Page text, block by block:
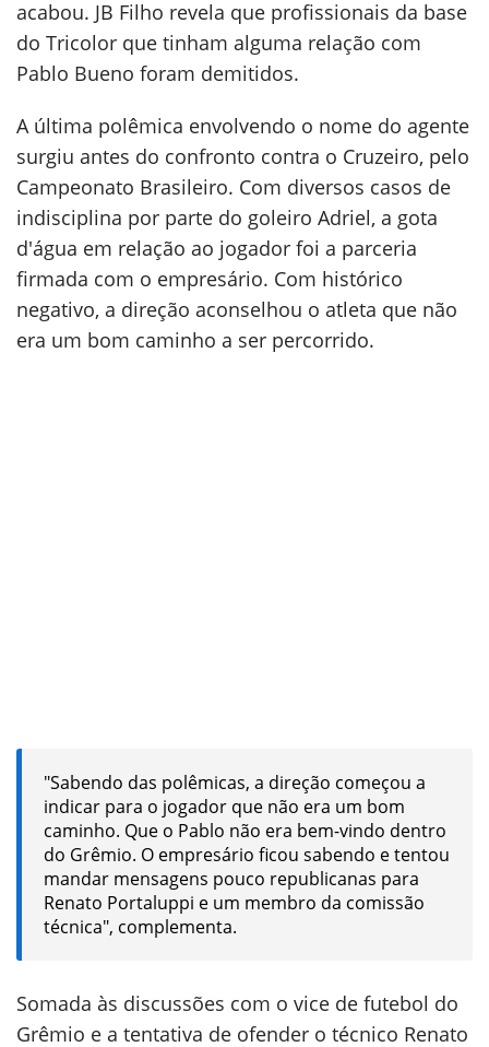
acabou. JB Filho revela que profissionais da base
do Tricolor que tinham alguma relação com
Pablo Bueno foram demitidos.
A última polêmica envolvendo o nome do agente
surgiu antes do confronto contra o Cruzeiro, pelo
Campeonato Brasileiro. Com diversos casos de
indisciplina por parte do goleiro Adriel, a gota
d'água em relação ao jogador foi a parceria
firmada com o empresário. Com histórico
negativo, a direção aconselhou o atleta que não
era um bom caminho a ser percorrido.
"Sabendo das polêmicas, a direção começou a
indicar para o jogador que não era um bom
caminho. Que o Pablo não era bem-vindo dentro
do Grêmio. O empresário ficou sabendo e tentou
mandar mensagens pouco republicanas para
Renato Portaluppi e um membro da comissão
técnica", complementa.
Somada às discussões com o vice de futebol do
Grêmio e a tentativa de ofender o técnico Renato